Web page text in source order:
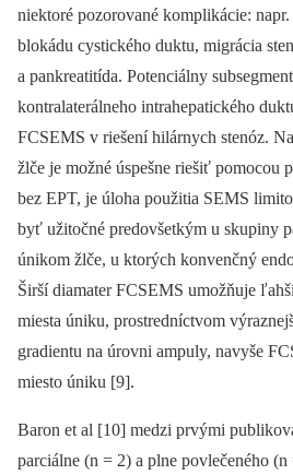
niektoré pozorované komplikácie:
blokádu cystického duktu, migrácia
a pankreatitída. Potenciálny
kontralaterálneho intrahepatického
FCSEMS v riešení hilárnych stenóz.
žlče je možné úspešne riešiť pomocou
bez EPT, je úloha použitia SEMS
byť užitočné predovšetkým u skupiny
únikom žlče, u ktorých konvenčný
Širší diamater FCSEMS umožňuje
miesta úniku, prostredníctvom
gradientu na úrovni ampuly, navyše
miesto úniku [9].
Baron et al [10] medzi prvými
parciálne (n = 2) a plne povlečeného